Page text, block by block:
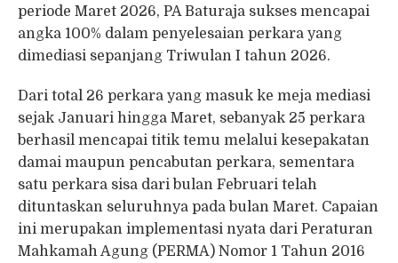
periode Maret 2026, PA Baturaja sukses mencapai
angka 100% dalam penyelesaian perkara yang
dimediasi sepanjang Triwulan I tahun 2026.
Dari total 26 perkara yang masuk ke meja mediasi
sejak Januari hingga Maret, sebanyak 25 perkara
berhasil mencapai titik temu melalui kesepakatan
damai maupun pencabutan perkara, sementara
satu perkara sisa dari bulan Februari telah
dituntaskan seluruhnya pada bulan Maret. Capaian
ini merupakan implementasi nyata dari Peraturan
Mahkamah Agung (PERMA) Nomor 1 Tahun 2016